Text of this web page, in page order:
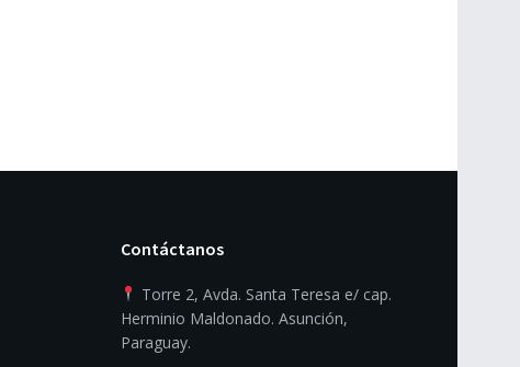
Contáctanos
Torre 2, Avda. Santa Teresa e/ cap.
Herminio Maldonado. Asunción,
Paraguay.